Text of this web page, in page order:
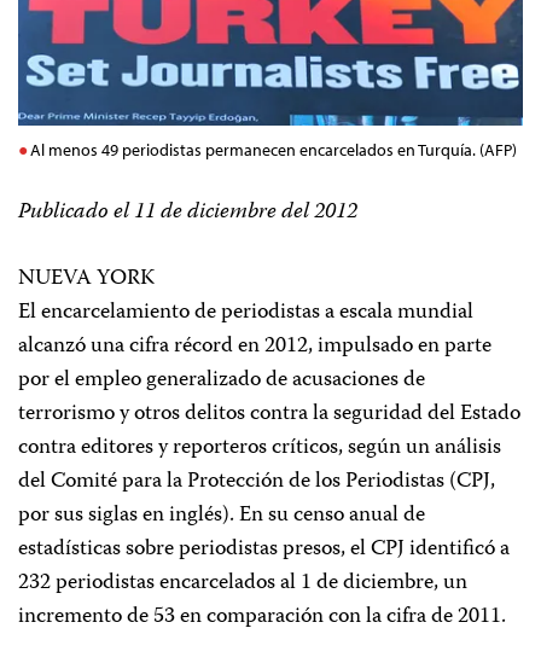
Al menos 49 periodistas permanecen encarcelados en Turquía. (AFP)
Publicado el 11 de diciembre del 2012
NUEVA YORK
El encarcelamiento de periodistas a escala mundial
alcanzó una cifra récord en 2012, impulsado en parte
por el empleo generalizado de acusaciones de
terrorismo y otros delitos contra la seguridad del Estado
contra editores y reporteros críticos, según un análisis
del Comité para la Protección de los Periodistas (CPJ,
por sus siglas en inglés). En su censo anual de
estadísticas sobre periodistas presos, el CPJ identificó a
232 periodistas encarcelados al 1 de diciembre, un
incremento de 53 en comparación con la cifra de 2011.